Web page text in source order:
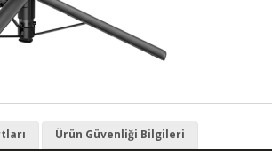
Ürün Güvenliği Bilgileri